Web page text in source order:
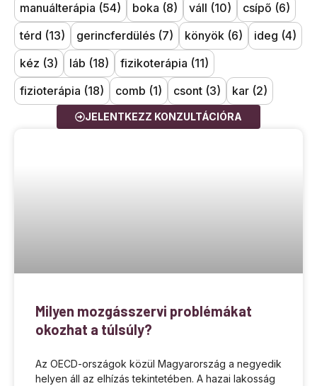
manuálterápia (54) boka (8) váll (10) csípő (6)
térd (13) gerincferdülés (7) könyök (6) ideg (4)
kéz (3) láb (18) fizikoterápia (11)
fizioterápia (18) comb (1) csont (3) kar (2)
JELENTKEZZ KONZULTÁCIÓRA
Milyen mozgásszervi problémákat
okozhat a túlsúly?
Az OECD-országok közül Magyarország a negyedik
helyen áll az elhízás tekintetében. A hazai lakosság